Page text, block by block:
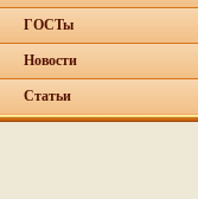
ГОСТы
Новости
Статьи